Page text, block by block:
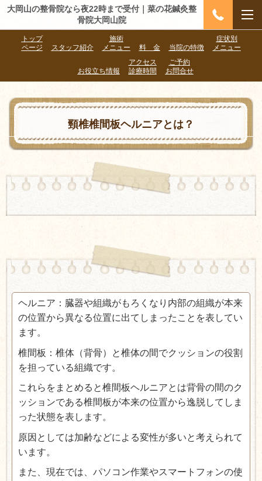
大岡山の整骨院なら夜22時まで受付｜菜の花鍼灸整
骨院大岡山院
トップ
ページ
スタッフ紹介
施術
メニュー
料 金 当院の特徴
症状別
メニュー
お役立ち情報
アクセス
診療時間
ご予約
お問合せ
頸椎椎間板ヘルニアとは？
ヘルニア：臓器や組織がもろくなり内部の組織が本来
の位置から異なる位置に出てしまったことを表してい
ます。
椎間板：椎体（背骨）と椎体の間でクッションの役割
を担っている組織です。
これらをまとめると椎間板ヘルニアとは背骨の間のク
ッションである椎間板が本来の位置から逸脱してしま
った状態を表します。
原因としては加齢などによる変性が多いと考えられて
います。
また、現在では、パソコン作業やスマートフォンの使